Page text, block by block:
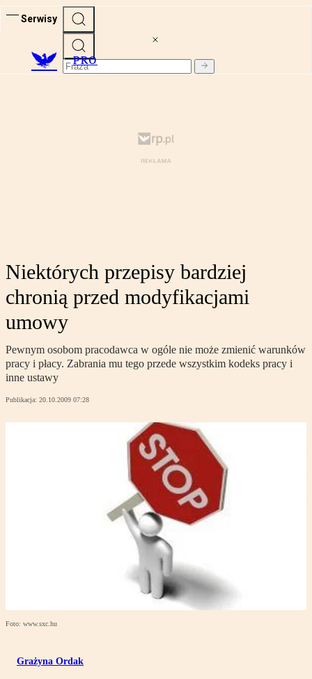
Serwisy
PRO
Niektórych przepisy bardziej
chronią przed modyfikacjami
umowy
Pewnym osobom pracodawca w ogóle nie może zmienić warunków
pracy i płacy. Zabrania mu tego przede wszystkim kodeks pracy i
inne ustawy
Publikacja: 20.10.2009 07:28
Foto: www.sxc.hu
Grażyna Ordak